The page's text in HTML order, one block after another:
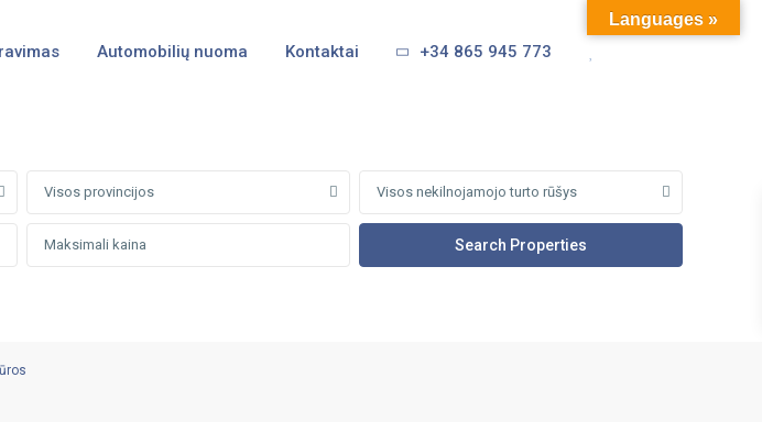
Automobilių nuoma Kontaktai +34 865 945 773
Visos provincijos Visos nekilnojamojo turto rūšys
Languages »